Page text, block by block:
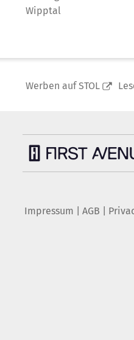
Wipptal
Werben auf STOL
Impressum AGB